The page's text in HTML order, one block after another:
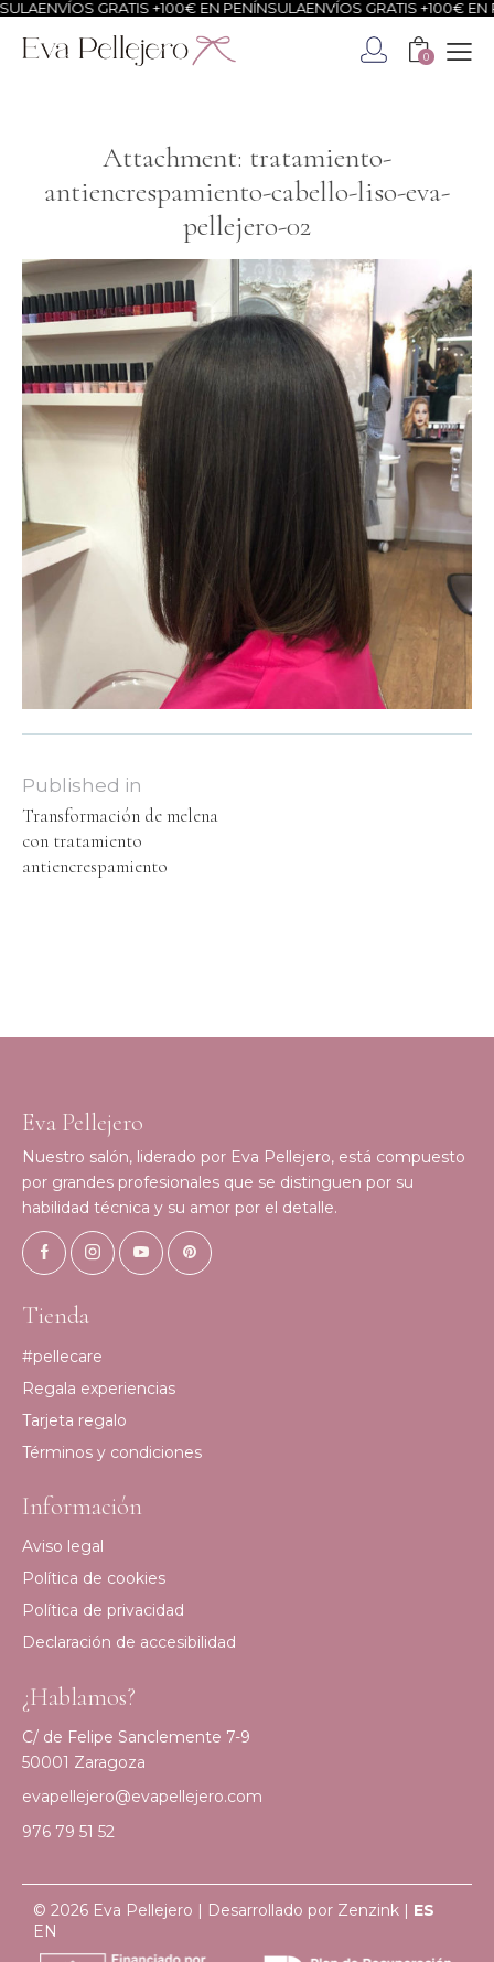
ENVÍOS GRATIS +100€ EN PENÍNSULAENVÍOS GRATIS +100€ EN
0
Attachment: tratamiento-
antiencrespamiento-cabello-liso-eva-
pellejero-02
Published in
Transformación de melena
con tratamiento
antiencrespamiento
Eva Pellejero
Nuestro salón, liderado por Eva Pellejero, está compuesto
por grandes profesionales que se distinguen por su
habilidad técnica y su amor por el detalle.
Tienda
#pellecare
Regala experiencias
Tarjeta regalo
Términos y condiciones
Información
Aviso legal
Política de cookies
Política de privacidad
Declaración de accesibilidad
¿Hablamos?
C/ de Felipe Sanclemente 7-9
50001 Zaragoza
evapellejero@evapellejero.com
976 79 51 52
© 2026 Eva Pellejero | Desarrollado por Zenzink | ES
EN